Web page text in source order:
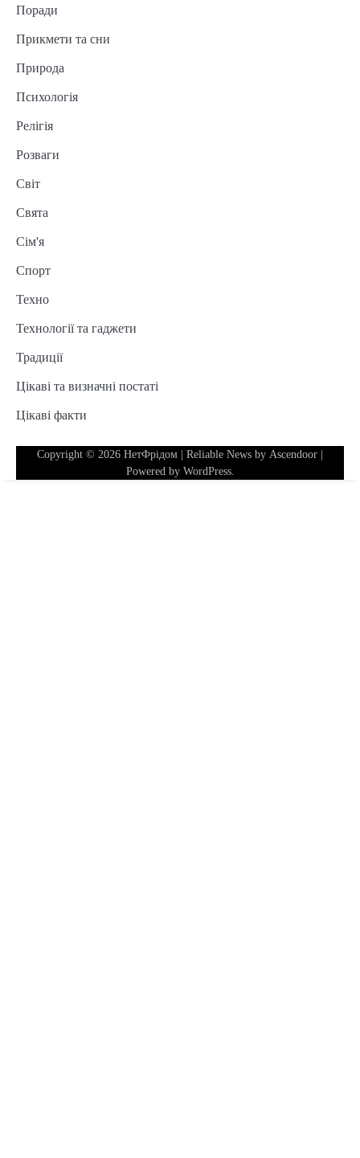
Поради
Прикмети та сни
Природа
Психологія
Релігія
Розваги
Світ
Свята
Сім'я
Спорт
Техно
Технології та гаджети
Традиції
Цікаві та визначні постаті
Цікаві факти
Copyright © 2026 НетФрідом | Reliable News by Ascendoor
Powered by WordPress.